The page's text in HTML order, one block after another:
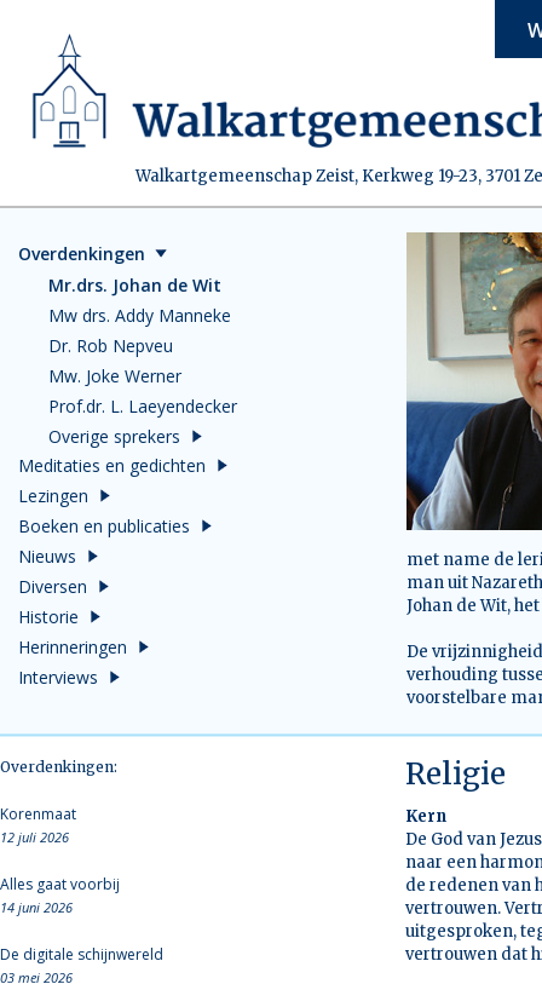
Walkartgemeenschap Zeist, Kerkweg 19-23, 3701
Overdenkingen
Mr.drs. Johan de Wit
Mw drs. Addy Manneke
Dr. Rob Nepveu
Mw. Joke Werner
Prof.dr. L. Laeyendecker
Overige sprekers
Meditaties en gedichten
Lezingen
Boeken en publicaties
Nieuws
Diversen
Historie
Herinneringen
Interviews
met name de
man uit
Johan de Wit,
De
verhouding
voorstelbare
Overdenkingen:
Korenmaat
12 juli 2026
Alles gaat voorbij
14 juni 2026
De digitale schijnwereld
03 mei 2026
Religie
Kern
De God van
naar een
de redenen van
vertrouwen.
uitgesproken,
vertrouwen dat